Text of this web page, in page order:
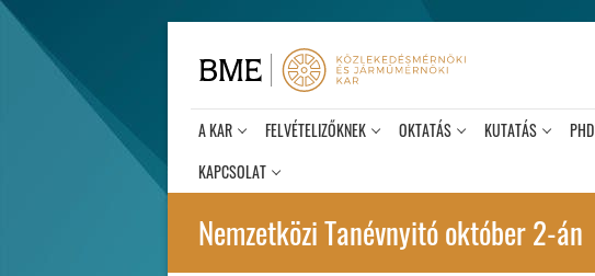
tartalomra
A KAR FELVÉTELIZŐKNEK OKTATÁS KUTATÁS PHD
KAPCSOLAT
Nemzetközi Tanévnyitó október 2-án